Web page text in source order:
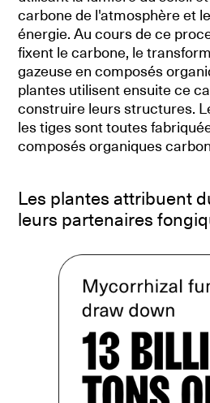
carbone de l'atmosphère et
énergie. Au cours de ce
fixent le carbone, le
gazeuse en composés
plantes utilisent ensuite ce
construire leurs structures.
les tiges sont toutes
composés organiques
Les plantes attribuent
leurs partenaires